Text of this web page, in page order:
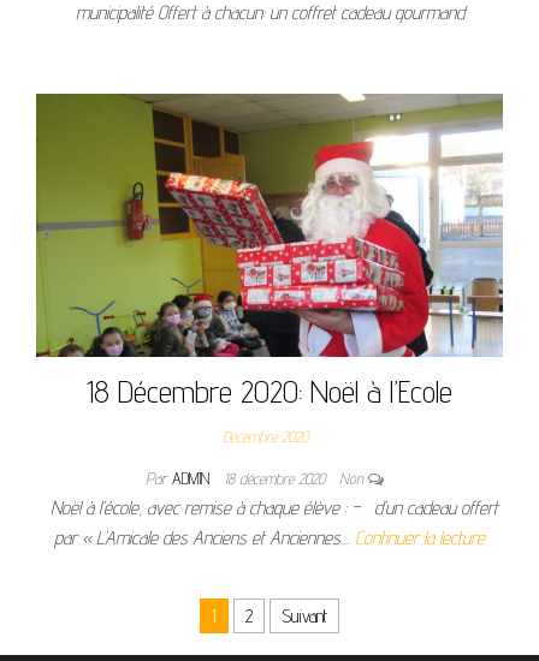
municipalité Offert à chacun: un coffret cadeau gourmand
18 Décembre 2020: Noël à l’Ecole
Décembre 2020
ParADMIN 18 décembre 2020 Non
Noël à l’école, avec remise à chaque élève : – d’un cadeau offert
par « L’Amicale des Anciens et Anciennes… Continuer la lecture
Pagination des publications
1 2 Suivant